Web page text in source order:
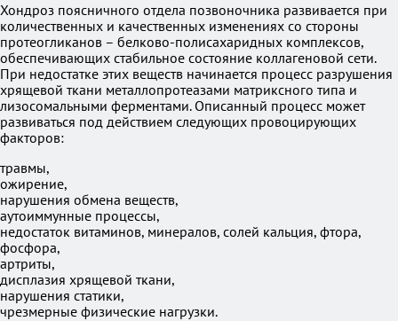
Хондроз поясничного отдела позвоночника развивается при
количественных и качественных изменениях со стороны
протеогликанов – белково-полисахаридных комплексов,
обеспечивающих стабильное состояние коллагеновой сети.
При недостатке этих веществ начинается процесс разрушения
хрящевой ткани металлопротеазами матриксного типа и
лизосомальными ферментами. Описанный процесс может
развиваться под действием следующих провоцирующих
факторов:
травмы,
ожирение,
нарушения обмена веществ,
аутоиммунные процессы,
недостаток витаминов, минералов, солей кальция, фтора,
фосфора,
артриты,
дисплазия хрящевой ткани,
нарушения статики,
чрезмерные физические нагрузки.